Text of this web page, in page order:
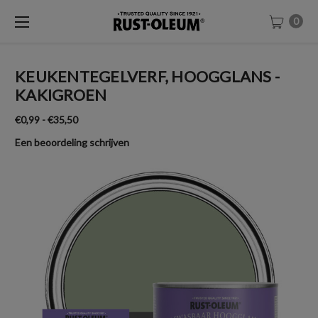
0
KEUKENTEGELVERF, HOOGGLANS -
KAKIGROEN
€0,99 - €35,50
Een beoordeling schrijven